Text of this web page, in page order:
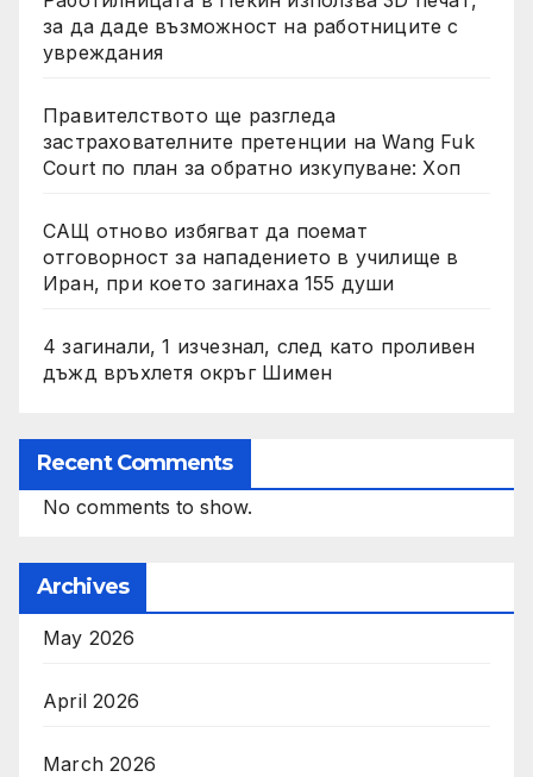
за да даде възможност на работниците с
увреждания
Правителството ще разгледа
застрахователните претенции на Wang Fuk
Court по план за обратно изкупуване: Хоп
САЩ отново избягват да поемат
отговорност за нападението в училище в
Иран, при което загинаха 155 души
4 загинали, 1 изчезнал, след като проливен
дъжд връхлетя окръг Шимен
Recent Comments
No comments to show.
Archives
May 2026
April 2026
March 2026